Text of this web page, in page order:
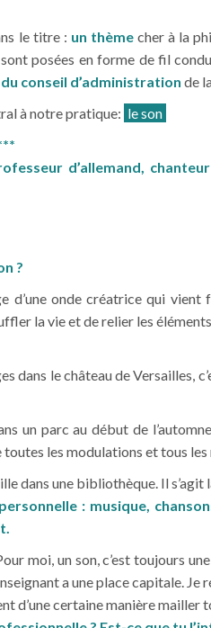
le titre : un thèmecher à la
sont posées en forme de fil
conseil d’administration de
à notre pratique: le son
d’allemand,
?
d’une onde créatrice qui
la vie et de relier les
dans le château de Versailles,
un parc au début de
les modulations et tous
dans une bibliothèque. Il
: musique,
moi, un son, c’est toujours
a une place capitale.
d’une certaine manière mailler